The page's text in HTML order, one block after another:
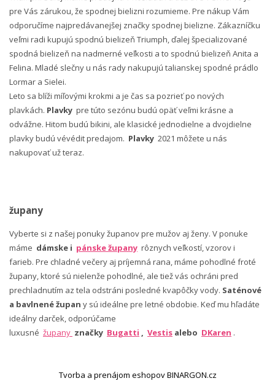
pre Vás zárukou, že spodnej bielizni rozumieme. Pre nákup Vám
odporučíme najpredávanejšej značky spodnej bielizne. Zákazníčku
veľmi radi kupujú spodnú bielizeň Triumph, ďalej špecializované
spodná bielizeň na nadmerné veľkosti a to spodnú bielizeň Anita a
Felina. Mladé slečny u nás rady nakupujú talianskej spodné prádlo
Lormar a Sielei.
Leto sa blíži míľovými krokmi a je čas sa pozrieť po nových
plavkách. Plavky pre túto sezónu budú opäť veľmi krásne a
odvážne. Hitom budú bikini, ale klasické jednodielne a dvojdielne
plavky budú vévédit predajom. Plavky 2021 môžete u nás
nakupovať už teraz.
župany
Vyberte si z našej ponuky županov pre mužov aj ženy. V ponuke
máme dámske i pánske župany rôznych veľkostí, vzorov i
farieb. Pre chladné večery aj príjemná rana, máme pohodlné froté
župany, ktoré sú nielenže pohodlné, ale tiež vás ochráni pred
prechladnutím az tela odstráni posledné kvapôčky vody. Saténové
a bavlnené župan y sú ideálne pre letné obdobie. Keď mu hľadáte
ideálny darček, odporúčame
luxusné župany značky Bugatti , Vestis alebo DKaren .
Tvorba a prenájom eshopov BINARGON.cz